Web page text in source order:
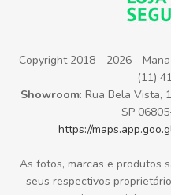
Copyright 2018 - 2026 -
(11)
Showroom: Rua Bela Vista,
SP
https://
As fotos, marcas e produtos
seus respectivos